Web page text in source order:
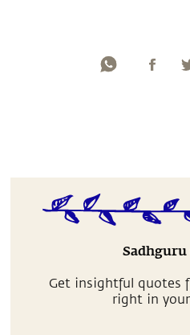
Sadhguru
Get insightful quotes
right in